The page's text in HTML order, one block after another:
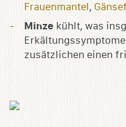
Frauenmantel,
Minze kühlt, was
zusätzlichen einen